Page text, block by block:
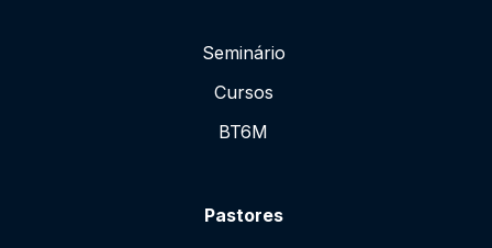
Seminário
Cursos
BT6M
Pastores